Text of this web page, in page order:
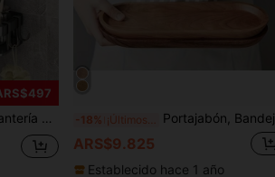
ventosa, organizador de almacenamiento para el baño -18% Portajabón, Bandeja de jabón de madera, Portajabón de madera de 1 pieza, Portajabón de ducha, Bandeja de jabón para decoración rústica, Ducha, Baño, Uso en la cocina Accesorios de baño Herramientas de baño
ARS$9.825
Establecido hace 1 año